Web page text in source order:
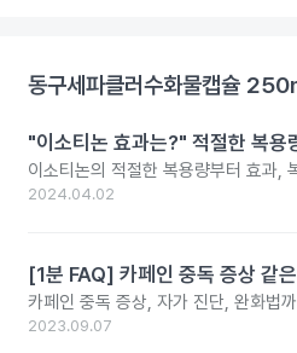
동구세파클러수화물캡슐
"이소티논 효과는?" 적절한 복
이소티논의 적절한 복용량부터 효과,
2024.04.02
[1분 FAQ] 카페인 중독 증상 같
카페인 중독 증상, 자가 진단, 완화법
2023.09.07